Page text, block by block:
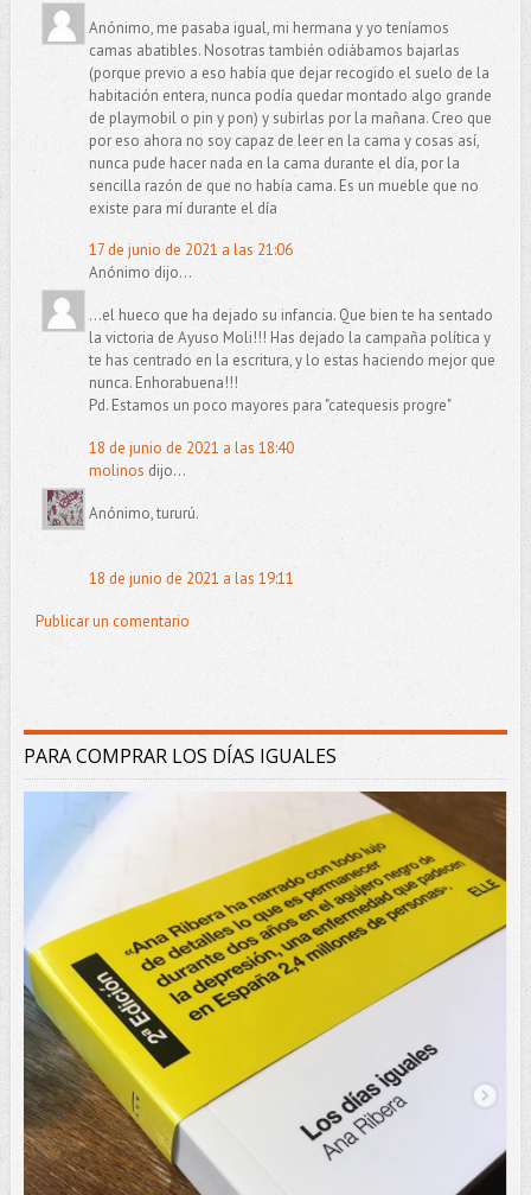
Anónimo, me pasaba igual, mi hermana y yo teníamos
camas abatibles. Nosotras también odiábamos bajarlas
(porque previo a eso había que dejar recogido el suelo de la
habitación entera, nunca podía quedar montado algo grande
de playmobil o pin y pon) y subirlas por la mañana. Creo que
por eso ahora no soy capaz de leer en la cama y cosas así,
nunca pude hacer nada en la cama durante el día, por la
sencilla razón de que no había cama. Es un mueble que no
existe para mí durante el día
17 de junio de 2021 a las 21:06
Anónimo dijo...
...el hueco que ha dejado su infancia. Que bien te ha sentado
la victoria de Ayuso Moli!!! Has dejado la campaña política y
te has centrado en la escritura, y lo estas haciendo mejor que
nunca. Enhorabuena!!!
Pd. Estamos un poco mayores para "catequesis progre"
18 de junio de 2021 a las 18:40
molinos dijo...
Anónimo, tururú.
18 de junio de 2021 a las 19:11
Publicar un comentario
PARA COMPRAR LOS DÍAS IGUALES